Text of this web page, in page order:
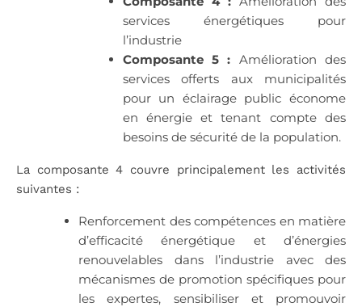
services énergétiques pour
l’industrie
Composante 5 : Amélioration des
services offerts aux municipalités
pour un éclairage public économe
en énergie et tenant compte des
besoins de sécurité de la population.
La composante 4 couvre principalement les activités
suivantes :
Renforcement des compétences en matière
d’efficacité énergétique et d’énergies
renouvelables dans l’industrie avec des
mécanismes de promotion spécifiques pour
les expertes, sensibiliser et promouvoir